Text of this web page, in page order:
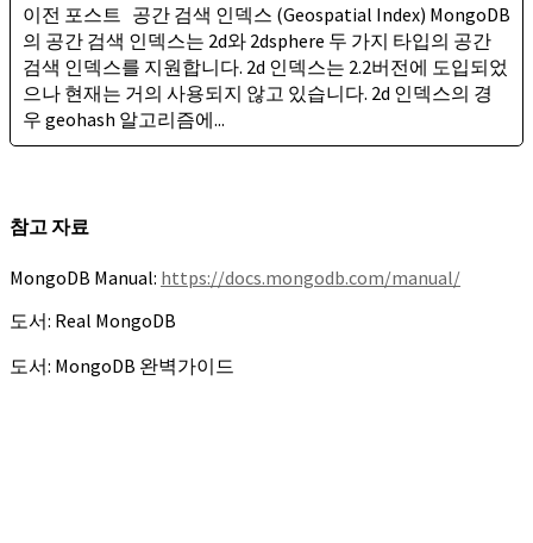
이전 포스트 공간 검색 인덱스 (Geospatial Index) MongoDB
의 공간 검색 인덱스는 2d와 2dsphere 두 가지 타입의 공간
검색 인덱스를 지원합니다. 2d 인덱스는 2.2버전에 도입되었
으나 현재는 거의 사용되지 않고 있습니다. 2d 인덱스의 경
우 geohash 알고리즘에...
참고 자료
MongoDB Manual: https://docs.mongodb.com/manual/
도서: Real MongoDB
도서: MongoDB 완벽가이드